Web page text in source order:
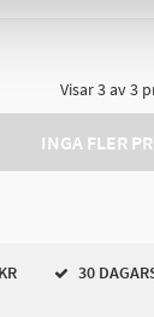
Visar3av3
INGA FLER
30